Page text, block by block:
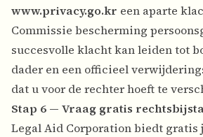
www.privacy.go.kr een aparte
Commissie bescherming
succesvolle klacht kan leiden tot
dader en een officieel
dat u voor de rechter hoeft te
Stap 6 — Vraag gratis
Legal Aid Corporation biedt gratis